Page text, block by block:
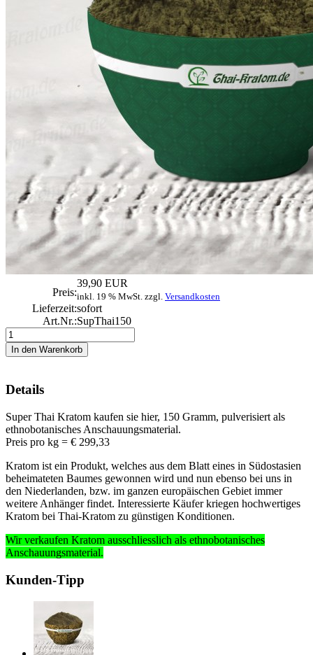
Preis:
39,90 EUR
inkl. 19 % MwSt. zzgl. Versandkosten
Lieferzeit:sofort
Art.Nr.:SupThai150
Details
Super Thai Kratom kaufen sie hier, 150 Gramm, pulverisiert als
ethnobotanisches Anschauungsmaterial.
Preis pro kg = € 299,33
Kratom ist ein Produkt, welches aus dem Blatt eines in Südostasien
beheimateten Baumes gewonnen wird und nun ebenso bei uns in
den Niederlanden, bzw. im ganzen europäischen Gebiet immer
weitere Anhänger findet. Interessierte Käufer kriegen hochwertiges
Kratom bei Thai-Kratom zu günstigen Konditionen.
Wir verkaufen Kratom ausschliesslich als ethnobotanisches
Anschauungsmaterial.
Kunden-Tipp